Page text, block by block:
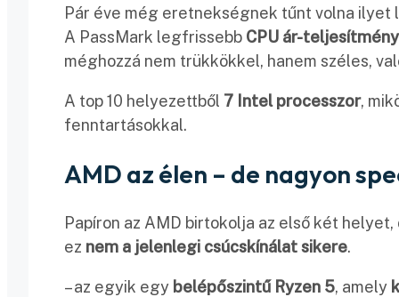
Pár éve még eretnekségnek tűnt volna ilyet
A PassMark legfrissebb CPU ár-
méghozzá nem trükkökkel, hanem széles,
A top 10 helyezettből 7 Intel processzor,
fenntartásokkal.
AMD az élen – de nagyon
Papíron az AMD birtokolja az első két
ez nem a jelenlegi csúcskínálat sikere.
– az egyik egy belépőszintű Ryzen 5, amely